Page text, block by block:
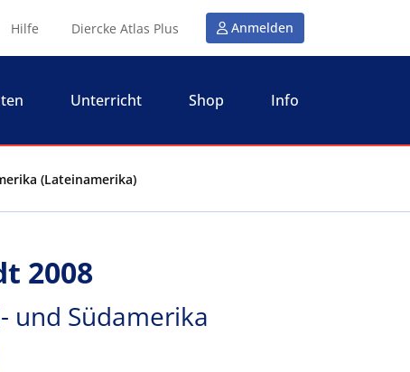
Hilfe Diercke Atlas Plus Anmelden
Unterricht Shop Info
(Lateinamerika)
2008
und Südamerika